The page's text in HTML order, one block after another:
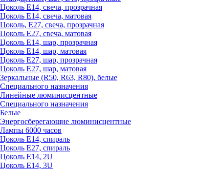
Цоколь Е14, свеча, прозрачная
Цоколь Е14, свеча, матовая
Цоколь, Е27, свеча, прозрачная
Цоколь Е27, свеча, матовая
Цоколь Е14, шар, прозрачная
Цоколь Е14, шар, матовая
Цоколь Е27, шар, прозрачная
Цоколь Е27, шар, матовая
Зеркальные (R50, R63, R80), белые
Специального назначения
Линейные люминисцентные
Специального назначения
Белые
Энергосберегающие люминисцентные
Лампы 6000 часов
Цоколь Е14, спираль
Цоколь Е27, спираль
Цоколь Е14, 2U
Цоколь Е14, 3U